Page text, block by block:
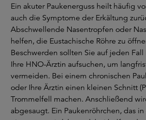
Ein akuter Paukenerguss heilt häufig
auch die Symptome der Erkältung
Abschwellende Nasentropfen oder
helfen, die Eustachische Röhre zu
Beschwerden sollten Sie auf jeden
Ihre HNO-Ärztin aufsuchen, um
vermeiden. Bei einem chronischen
oder Ihre Ärztin einen kleinen Schnitt
Trommelfell machen. Anschließend
abgesaugt. Ein Paukenröhrchen, das